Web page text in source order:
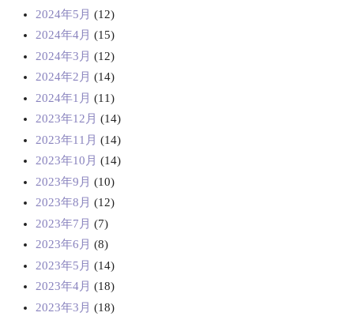
2024年5月 (12)
2024年4月 (15)
2024年3月 (12)
2024年2月 (14)
2024年1月 (11)
2023年12月 (14)
2023年11月 (14)
2023年10月 (14)
2023年9月 (10)
2023年8月 (12)
2023年7月 (7)
2023年6月 (8)
2023年5月 (14)
2023年4月 (18)
2023年3月 (18)